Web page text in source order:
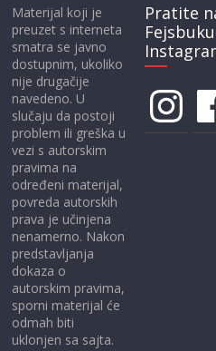
Materijal koji je
preuzet s interneta
smatra se javno
dostupnim, ukoliko
nije drugačije
navedeno. U
slučaju da postoji
problem ili greška u
vezi s autorskim
pravima na
određeni materijal,
povreda autorskih
prava je učinjena
nenamerno. Nakon
predstavljanja
dokaza o
autorskim pravima,
sporni materijal će
odmah biti
uklonjen sa sajta.
Pratite
Instagram